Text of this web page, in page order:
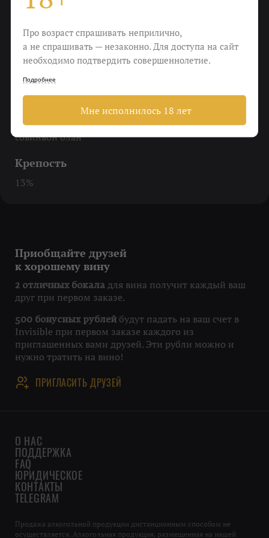
Рыба на гриле, пицца, пломбир
совиньон блан
Крепость
13%
Приобщайте друзей
к хорошему вину
2 отличных бокала для вина получит каждый ваш
друг при первом заказе.
500 бонусных рублей будут падать на ваш счет в
Invisible при первом заказе каждого из
приглашенных вами друзей. Эти рубли можно и
нужно тратить на вино!
ПРИГЛАСИТЬ ДРУЗЕЙ
О НАС
ПОДДЕРЖКА
FAQ
ЮРИДИЧЕСКОЕ
КОНТАКТЫ
TELEGRAM
Продажа алкогольной продукции дистанционным способом не
осуществляется. Алкогольная продукция, размещенная на нашей
Про возраст спрашивать неприлично,
а не спрашивать — незаконно. Для доступа на сайт
необходимо подтвердить совершеннолетие.
Подробнее
Мне исполнилось 18 лет